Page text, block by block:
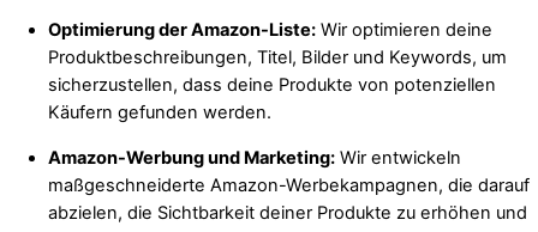
Optimierung der Amazon-Liste: Wir optimieren deine
Produktbeschreibungen, Titel, Bilder und Keywords, um
sicherzustellen, dass deine Produkte von potenziellen
Käufern gefunden werden.
Amazon-Werbung und Marketing: Wir entwickeln
maßgeschneiderte Amazon-Werbekampagnen, die darauf
abzielen, die Sichtbarkeit deiner Produkte zu erhöhen und